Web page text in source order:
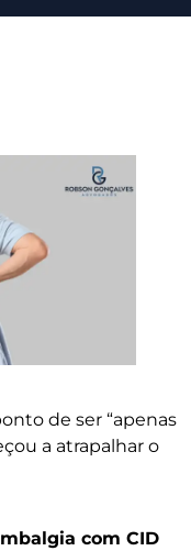
de ser “apenas
a atrapalhar o
com CID